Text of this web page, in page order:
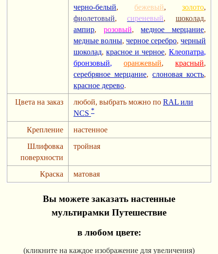
черно-белый, бежевый, золото,
фиолетовый, сиреневый, шоколад,
ампир, розовый,медное мерцание,
медные волны, черное серебро, черный
шоколад, красное и черное, Клеопатра,
бронзовый, оранжевый, красный,
серебряное мерцание, слоновая кость,
красное дерево.
Цвета на заказ
любой, выбрать можно по RAL или
NCS *
Крепление
настенное
Шлифовка
поверхности
тройная
Краска матовая
Вы можете заказать настенные
мультирамки Путешествие
в любом цвете:
(кликните на каждое изображение для увеличения)